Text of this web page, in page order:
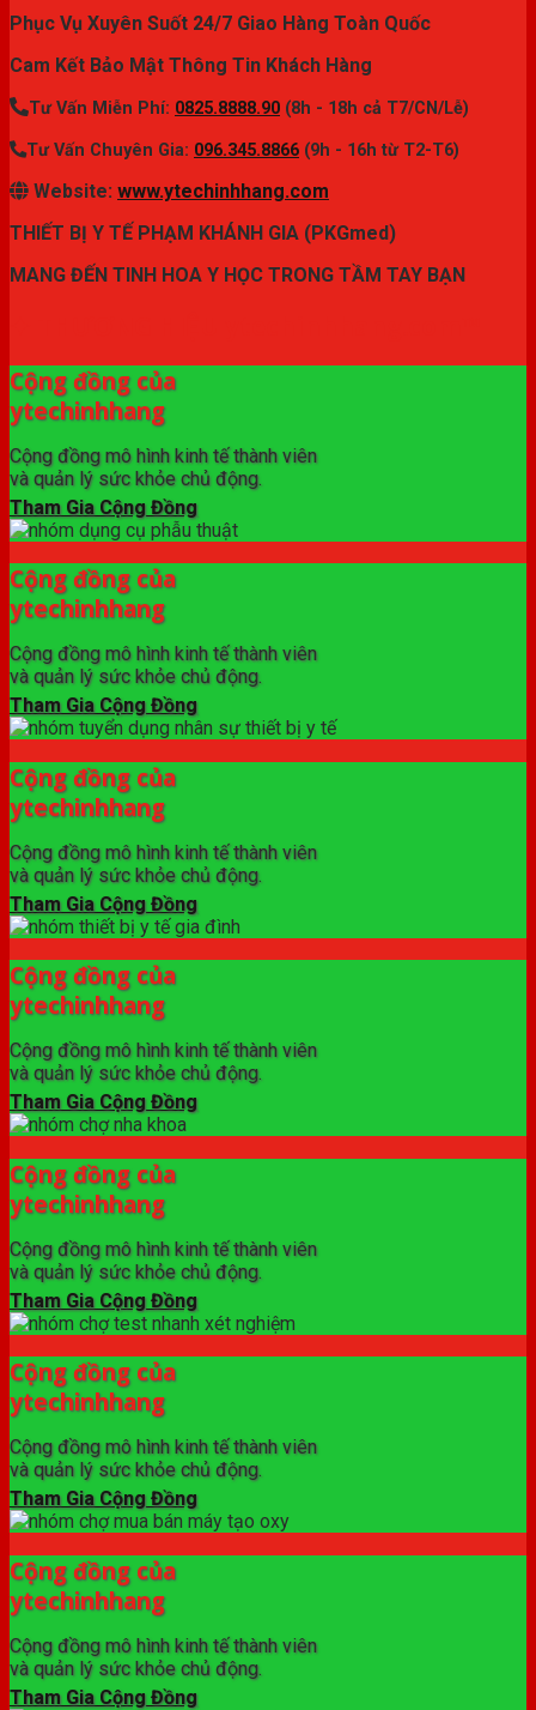
Phục Vụ Xuyên Suốt 24/7 Giao Hàng Toàn Quốc
Cam Kết Bảo Mật Thông Tin Khách Hàng
Tư Vấn Miễn Phí: 0825.8888.90 (8h - 18h cả T7/CN/Lễ)
Tư Vấn Chuyên Gia: 096.345.8866 (9h - 16h từ T2-T6)
Website: www.ytechinhhang.com
THIẾT BỊ Y TẾ PHẠM KHÁNH GIA (PKGmed)
MANG ĐẾN TINH HOA Y HỌC TRONG TẦM TAY BẠN
Cộng đồng của
ytechinhhang
Cộng đồng mô hình kinh tế thành viên
và quản lý sức khỏe chủ động.
Tham Gia Cộng Đồng
Cộng đồng của
ytechinhhang
Cộng đồng mô hình kinh tế thành viên
và quản lý sức khỏe chủ động.
Tham Gia Cộng Đồng
Cộng đồng của
ytechinhhang
Cộng đồng mô hình kinh tế thành viên
và quản lý sức khỏe chủ động.
Tham Gia Cộng Đồng
Cộng đồng của
ytechinhhang
Cộng đồng mô hình kinh tế thành viên
và quản lý sức khỏe chủ động.
Tham Gia Cộng Đồng
Cộng đồng của
ytechinhhang
Cộng đồng mô hình kinh tế thành viên
và quản lý sức khỏe chủ động.
Tham Gia Cộng Đồng
Cộng đồng của
ytechinhhang
Cộng đồng mô hình kinh tế thành viên
và quản lý sức khỏe chủ động.
Tham Gia Cộng Đồng
Cộng đồng của
ytechinhhang
Cộng đồng mô hình kinh tế thành viên
và quản lý sức khỏe chủ động.
Tham Gia Cộng Đồng